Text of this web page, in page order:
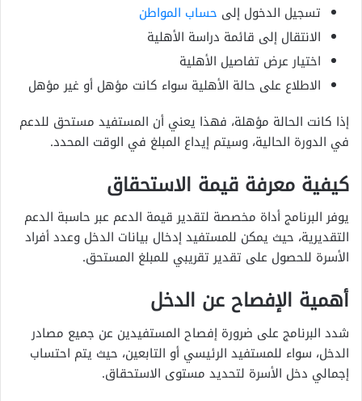
تسجيل الدخول إلى حساب المواطن
الانتقال إلى قائمة دراسة الأهلية
اختيار عرض تفاصيل الأهلية
الاطلاع على حالة الأهلية سواء كانت مؤهل أو غير مؤهل
إذا كانت الحالة مؤهلة، فهذا يعني أن المستفيد مستحق للدعم
في الدورة الحالية، وسيتم إيداع المبلغ في الوقت المحدد.
كيفية معرفة قيمة الاستحقاق
يوفر البرنامج أداة مخصصة لتقدير قيمة الدعم عبر حاسبة الدعم
التقديرية، حيث يمكن للمستفيد إدخال بيانات الدخل وعدد أفراد
الأسرة للحصول على تقدير تقريبي للمبلغ المستحق.
أهمية الإفصاح عن الدخل
شدد البرنامج على ضرورة إفصاح المستفيدين عن جميع مصادر
الدخل، سواء للمستفيد الرئيسي أو التابعين، حيث يتم احتساب
إجمالي دخل الأسرة لتحديد مستوى الاستحقاق.